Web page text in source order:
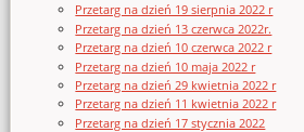
Przetarg na dzień 19 sierpnia 2022 r
Przetarg na dzień 13 czerwca 2022r.
Przetarg na dzień 10 czerwca 2022 r
Przetarg na dzień 10 maja 2022 r
Przetarg na dzień 29 kwietnia 2022 r
Przetarg na dzień 11 kwietnia 2022 r
Przetarg na dzień 17 stycznia 2022